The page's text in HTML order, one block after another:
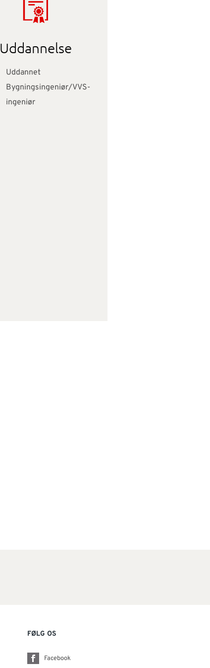
Uddannelse
Uddannet
Bygningsingeniør/VVS-
ingeniør
FØLG OS
Facebook